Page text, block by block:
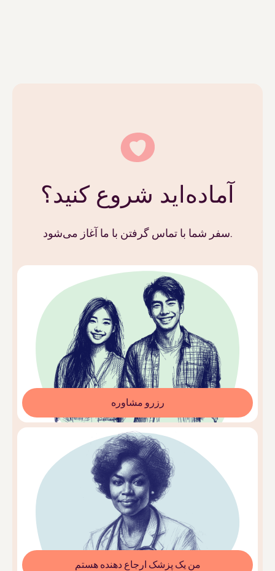
آماده‌اید شروع کنید؟
سفر شما با تماس گرفتن با ما آغاز می‌شود.
رزرو مشاوره
من یک پزشک ارجاع دهنده هستم